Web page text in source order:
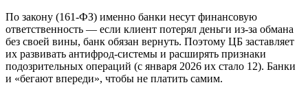
По закону (161-ФЗ) именно банки несут финансовую
ответственность — если клиент потерял деньги из-за обмана
без своей вины, банк обязан вернуть. Поэтому ЦБ заставляет
их развивать антифрод-системы и расширять признаки
подозрительных операций (с января 2026 их стало 12). Банки
и «бегают впереди», чтобы не платить самим.